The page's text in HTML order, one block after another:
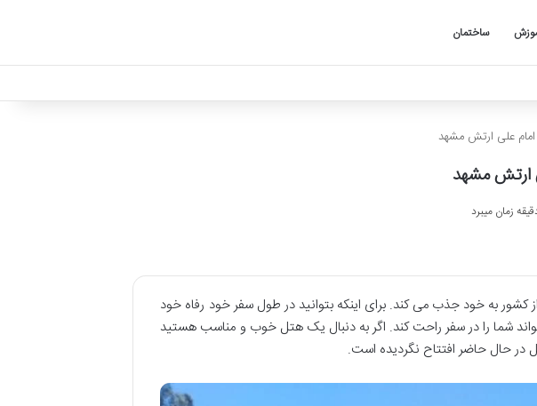
ساختمان
امام علی ارتش مشهد
ارتش مشهد
به خود جذب می کند. برای اینکه بتوانید در طول سفر خود رفاه خود
شما را در سفر راحت کند. اگر به دنبال یک هتل خوب و مناسب هستید
در حال حاضر افتتاح نگردیده است.